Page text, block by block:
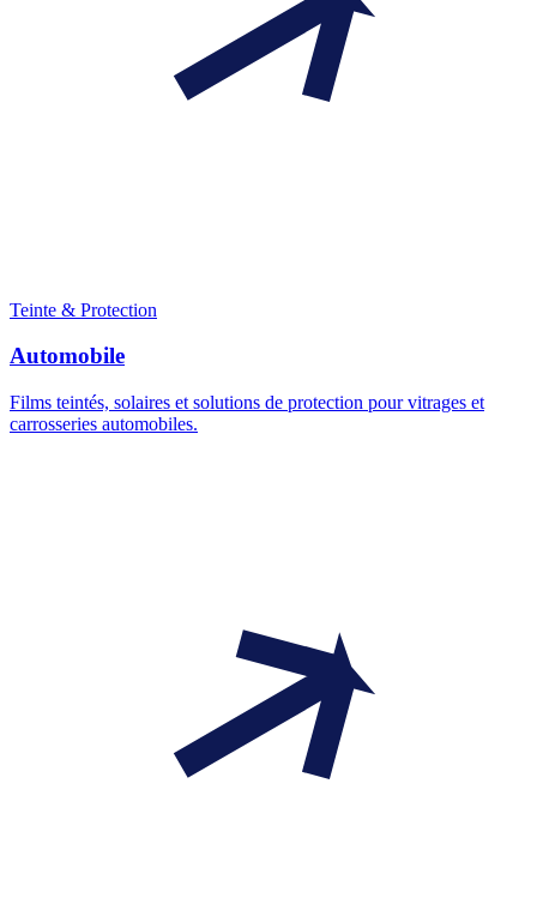
Teinte & Protection
Automobile
Films teintés, solaires et solutions de protection pour vitrages et
carrosseries automobiles.